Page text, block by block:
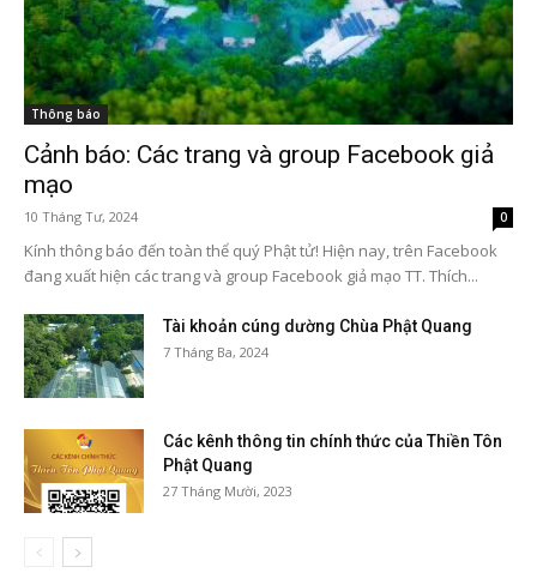
Thông báo
Cảnh báo: Các trang và group Facebook giả
mạo
10 Tháng Tư, 2024 0
Kính thông báo đến toàn thể quý Phật tử! Hiện nay, trên Facebook
đang xuất hiện các trang và group Facebook giả mạo TT. Thích...
Tài khoản cúng dường Chùa Phật Quang
7 Tháng Ba, 2024
Các kênh thông tin chính thức của Thiền Tôn
Phật Quang
27 Tháng Mười, 2023